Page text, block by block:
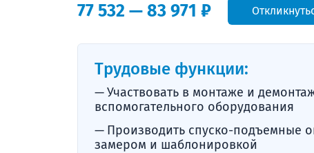
77 532 — 83 971 ₽
Трудовые функции:
Участвовать в монтаже и
вспомогательного оборудования
Производить спуско-подъемные
замером и шаблонировкой